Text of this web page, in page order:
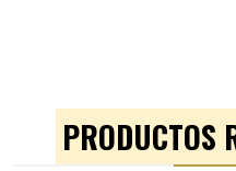
PRODUCTOS